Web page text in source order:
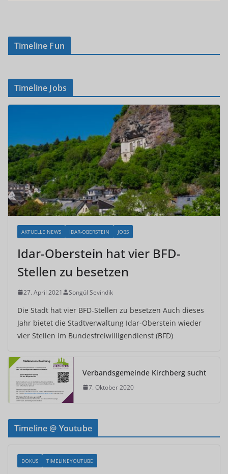
Timeline Fun
Timeline Jobs
AKTUELLE NEWS IDAR-OBERSTEIN JOBS
Idar-Oberstein hat vier BFD-
Stellen zu besetzen
27. April 2021 Songül Sevindik
Die Stadt hat vier BFD-Stellen zu besetzen Auch dieses
Jahr bietet die Stadtverwaltung Idar-Oberstein wieder
vier Stellen im Bundesfreiwilligendienst (BFD)
Verbandsgemeinde Kirchberg sucht
7. Oktober 2020
Timeline @ Youtube
DOKUS TIMELINEYOUTUBE